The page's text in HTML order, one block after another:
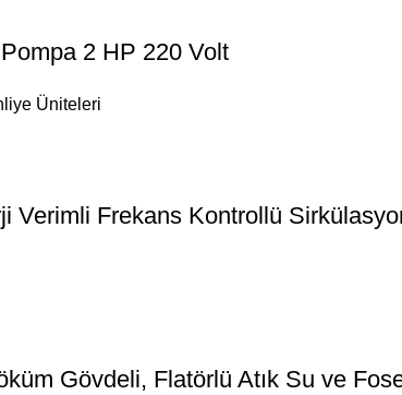
2 HP 220 Volt
Üniteleri
Verimli Frekans Kontrollü
Gövdeli, Flatörlü Atık Su ve